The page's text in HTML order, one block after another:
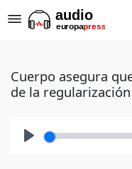
Cuerpo asegura
de la